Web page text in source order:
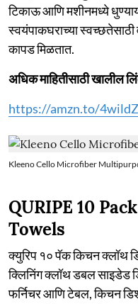
टिकाऊ आणि मशीनमध्ये
स्वयंपाकघराच्या स्वच्छतेसाठी
कापड मिळतात.
अधिक माहितीसाठी खालील
https://amzn.to/
Kleeno Cello Microfiber
QURIPE 10
Towels
क्युरिप १० पॅक किचन क्लॉथ
क्लिनिंग क्लॉथ डबल साइडेड
फर्निचर आणि टेबल, किचन